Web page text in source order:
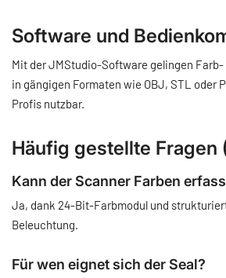
Software und
Mit der JMStudio-Software gelingen
in gängigen Formaten wie OBJ, STL oder
Profis nutzbar.
Häufig gestellte Fragen
Kann der Scanner Farben
Ja, dank 24-Bit-Farbmodul und
Beleuchtung.
Für wen eignet sich der Seal?